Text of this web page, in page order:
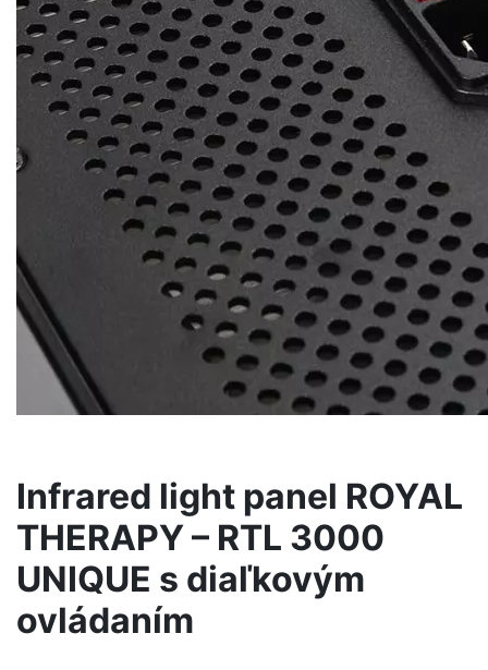
Infrared light panel ROYAL
THERAPY – RTL 3000
UNIQUE s diaľkovým
ovládaním